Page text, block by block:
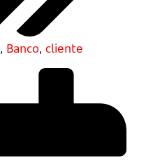
, Banco, cliente